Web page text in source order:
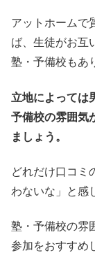
アットホームで
ば、生徒がお互
塾・予備校もあ
立地によっては
予備校の雰囲気
ましょう。
どれだけ口コミ
わないな」と感
塾・予備校の雰
参加をおすすめ